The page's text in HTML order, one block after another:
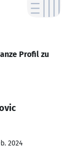
Profil zu
2024